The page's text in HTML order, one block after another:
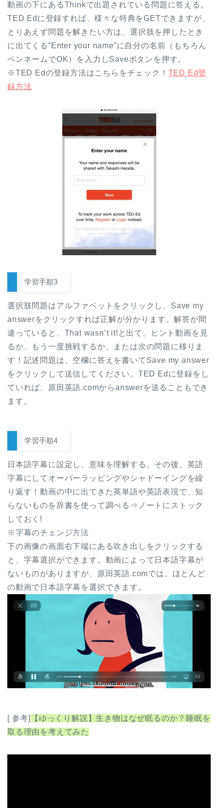
動画の下にあるThinkで出題されている問題に答える。
TED Edに登録すれば、様々な特典をGETできますが、
とりあえず問題を解きたい方は、選択肢を押したとき
に出てくる”Enter your name”に自分の名前（もちろん
ペンネームでOK）を入力しSaveボタンを押す。
※TED Edの登録方法はこちらをチェック！ TED Ed登
録方法
学習手順3
選択肢問題はアルファベットをクリックし、Save my
answerをクリックすれば正解が分かります。解答が間
違っていると、That wasn’t it!と出て、ヒント動画を見
るか、もう一度挑戦するか、または次の問題に移りま
す！記述問題は、空欄に答えを書いてSave my answer
をクリックして送信してください。TED Edに登録をし
ていれば、原田英語.comからanswerを送ることもでき
ます。
学習手順4
日本語字幕に設定し、意味を理解する。その後、英語
字幕にしてオーバーラッピングやシャドーイングを繰
り返す！動画の中に出てきた英単語や英語表現で、知
らないものを辞書を使って調べる⇒ノートにストック
しておく!
※字幕のチェンジ方法
下の画像の画面右下端にある吹き出しをクリックする
と、字幕選択ができます。動画によって日本語字幕が
ないものがありますが、原田英語.comでは、ほとんど
の動画で日本語字幕を選択できます。
[ 参考]
【ゆっくり解説】生き物はなぜ眠るのか？睡眠を
取る理由を考えてみた